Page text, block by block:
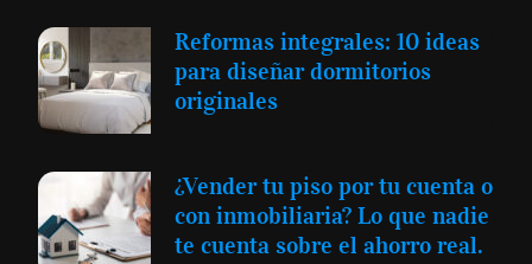
Reformas integrales: 10 ideas
para diseñar dormitorios
originales
¿Vender tu piso por tu cuenta o
con inmobiliaria? Lo que nadie
te cuenta sobre el ahorro real.